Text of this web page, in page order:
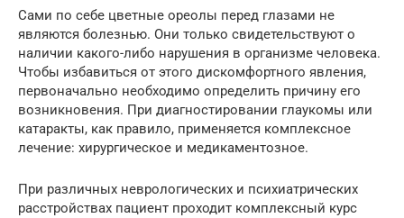
Сами по себе цветные ореолы перед глазами не
являются болезнью. Они только свидетельствуют о
наличии какого-либо нарушения в организме человека.
Чтобы избавиться от этого дискомфортного явления,
первоначально необходимо определить причину его
возникновения. При диагностировании глаукомы или
катаракты, как правило, применяется комплексное
лечение: хирургическое и медикаментозное.
При различных неврологических и психиатрических
расстройствах пациент проходит комплексный курс